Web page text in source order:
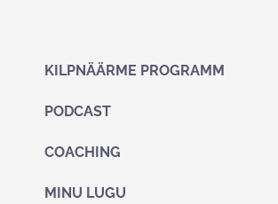
KILPNÄÄRME PROGRAMM
PODCAST
COACHING
MINU LUGU